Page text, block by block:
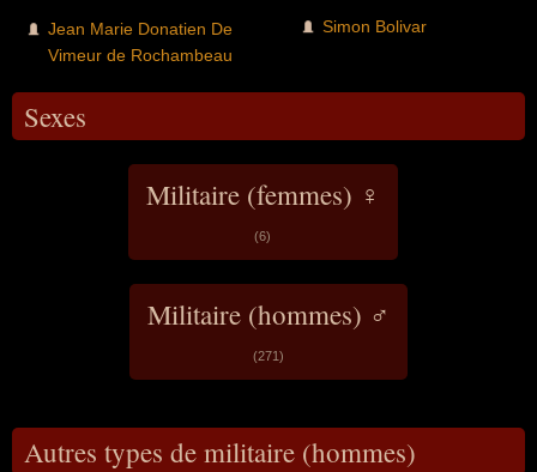
Jean Marie Donatien De
Vimeur de Rochambeau
Simon Bolivar
Sexes
Militaire (femmes) ♀
(6)
Militaire (hommes) ♂
(271)
Autres types de militaire (hommes)